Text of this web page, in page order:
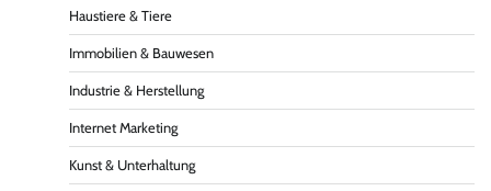
Haustiere & Tiere
Immobilien & Bauwesen
Industrie & Herstellung
Internet Marketing
Kunst & Unterhaltung